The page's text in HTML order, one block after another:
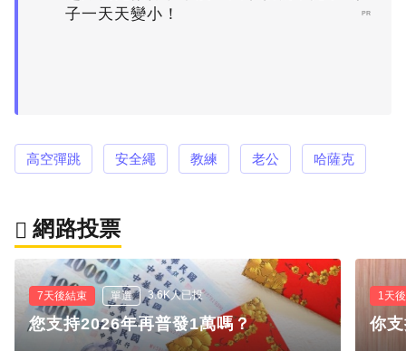
子一天天變小！
PR
高空彈跳 安全繩 教練 老公 哈薩克
網路投票
7天後結束 單選 3.6K人已投
您支持2026年再普發1萬嗎？
1天
你